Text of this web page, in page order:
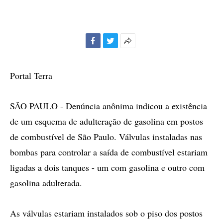
Portal Terra
SÃO PAULO - Denúncia anônima indicou a existência
de um esquema de adulteração de gasolina em postos
de combustível de São Paulo. Válvulas instaladas nas
bombas para controlar a saída de combustível estariam
ligadas a dois tanques - um com gasolina e outro com
gasolina adulterada.
As válvulas estariam instalados sob o piso dos postos